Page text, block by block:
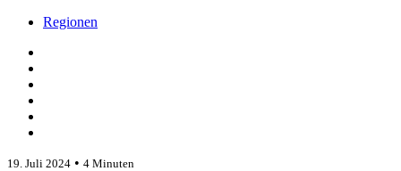
Regionen
19. Juli 2024 • 4 Minuten